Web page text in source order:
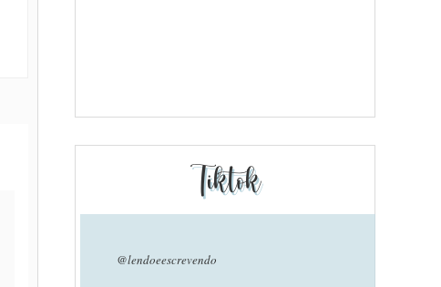
Tiktok
@lendoeescrevendo